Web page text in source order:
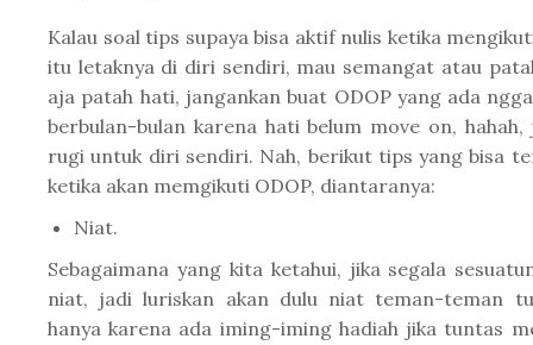
Kalau soal tips supaya bisa aktif nulis ketika
itu letaknya di diri sendiri, mau semangat atau
aja patah hati, jangankan buat ODOP yang ada
berbulan-bulan karena hati belum move on, hahah,
rugi untuk diri sendiri. Nah, berikut tips yang bisa
ketika akan memgikuti ODOP, diantaranya:
Niat.
Sebagaimana yang kita ketahui, jika segala
niat, jadi luriskan akan dulu niat teman-teman
hanya karena ada iming-iming hadiah jika tuntas